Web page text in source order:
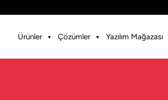
Ürünler Çözümler Yazılım Mağazası